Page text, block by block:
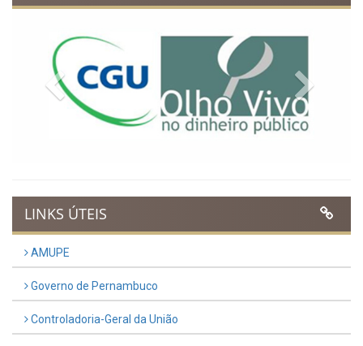
Previous
LINKS ÚTEIS
AMUPE
Governo de Pernambuco
Controladoria-Geral da União